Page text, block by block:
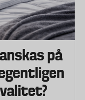
på